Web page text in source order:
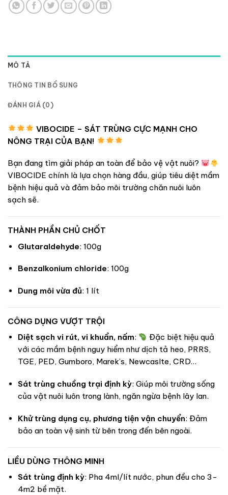
MÔ TẢ
THÔNG TIN BỔ SUNG
ĐÁNH GIÁ (0)
VIBOCIDE – SÁT TRÙNG CỰC MẠNH CHO
NÔNG TRẠI CỦA BẠN!
Bạn đang tìm giải pháp an toàn để bảo vệ vật nuôi?
VIBOCIDE chính là lựa chọn hàng đầu, giúp tiêu diệt mầm
bệnh hiệu quả và đảm bảo môi trường chăn nuôi luôn
sạch sẽ.
THÀNH PHẦN CHỦ CHỐT
Glutaraldehyde: 100g
Benzalkonium chloride: 100g
Dung môi vừa đủ: 1 lít
CÔNG DỤNG VƯỢT TRỘI
Diệt sạch vi rút, vi khuẩn, nấm:
Đặc biệt hiệu quả
với các mầm bệnh nguy hiểm như dịch tả heo, PRRS,
TGE, PED, Gumboro, Marek’s, Newcaslte, CRD…
Sát trùng chuồng trại định kỳ: Giúp môi trường sống
của vật nuôi luôn trong lành, ngăn ngừa bệnh lây lan.
Khử trùng dụng cụ, phương tiện vận chuyển: Đảm
bảo an toàn vệ sinh từ bên trong đến bên ngoài.
LIỀU DÙNG THÔNG MINH
Sát trùng định kỳ: Pha 4ml/lít nước, phun đều cho 3-
4m2 bề mặt.